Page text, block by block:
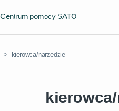
Centrum pomocy SATO
kierowca/narzędzie